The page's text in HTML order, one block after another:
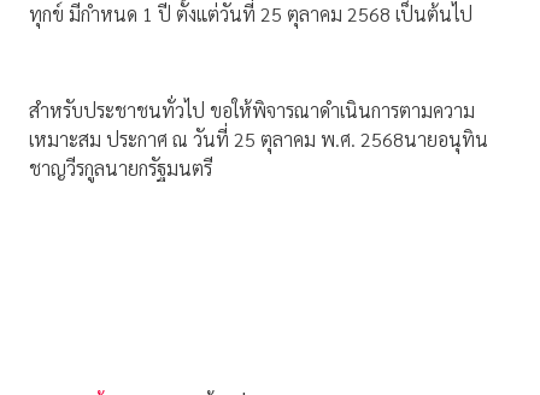
ทุกข์ มีกำหนด 1 ปี ตั้งแต่วันที่ 25 ตุลาคม 2568 เป็นต้นไป
สำหรับประชาชนทั่วไป ขอให้พิจารณาดำเนินการตามความ
เหมาะสม ประกาศ ณ วันที่ 25 ตุลาคม พ.ศ. 2568นายอนุทิน
ชาญวีรกูลนายกรัฐมนตรี